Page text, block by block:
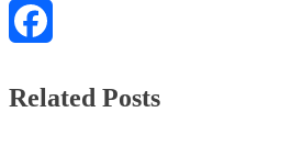
Messenger
Related Posts